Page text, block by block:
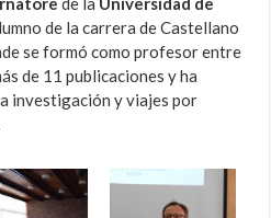
de la carrera de Castellano
se formó como profesor entre
de 11 publicaciones y ha
investigación y viajes por